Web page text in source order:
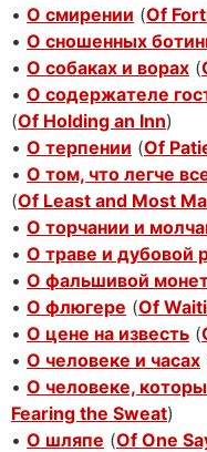
• О смирении (Of
• О сношенных
• О собаках и ворах (
• О содержателе
(Of Holding an Inn)
• О терпении (Of
• О том, что легче
(Of Least and Most
• О торчании и
• О траве и дубовой
• О фальшивой
• О флюгере (Of
• О цене на известь (
• О человеке и часах
• О человеке,
Fearing the Sweat)
• О шляпе (Of One